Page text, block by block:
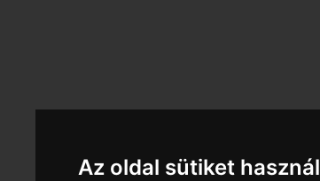
Az oldal sütiket használ